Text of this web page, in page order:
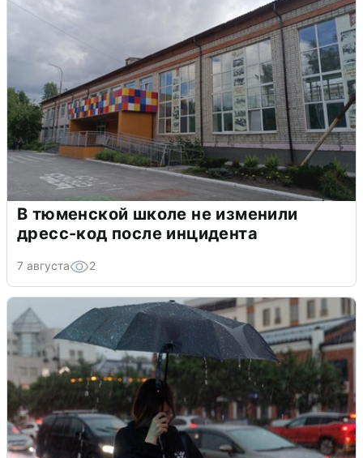
В тюменской школе не изменили
дресс-код после инцидента
7 августа 2